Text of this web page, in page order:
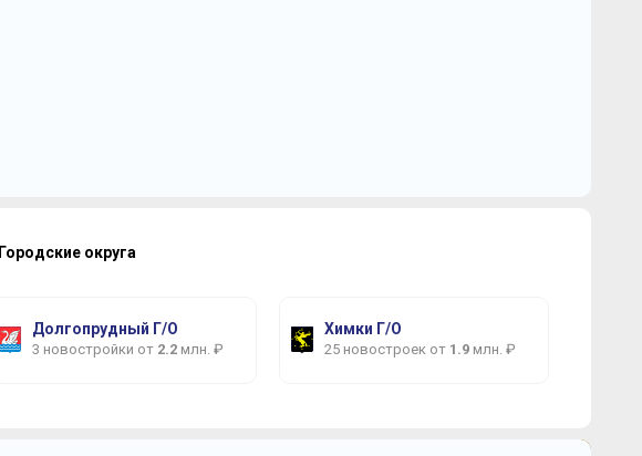
Городские округа
Долгопрудный Г/О
3 новостройки от 2.2млн. ₽
Химки Г/О
25 новостроек от 1.9млн. ₽